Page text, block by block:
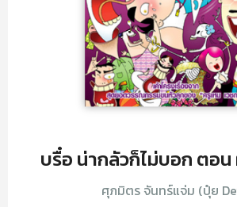
บรื๋อ น่ากลัวก็ไม่บอก ตอน
ศุภมิตร จันทร์แจ่ม (ปุ๋ย